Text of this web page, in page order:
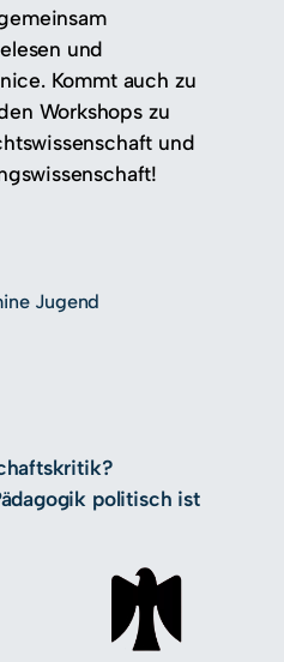
und
Kommt auch zu
Workshops zu
und
Jugend
politisch ist